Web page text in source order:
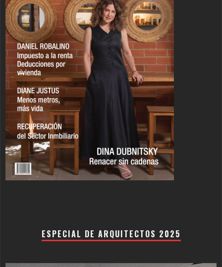
ESPECIAL DE ARQUITECTOS 2025